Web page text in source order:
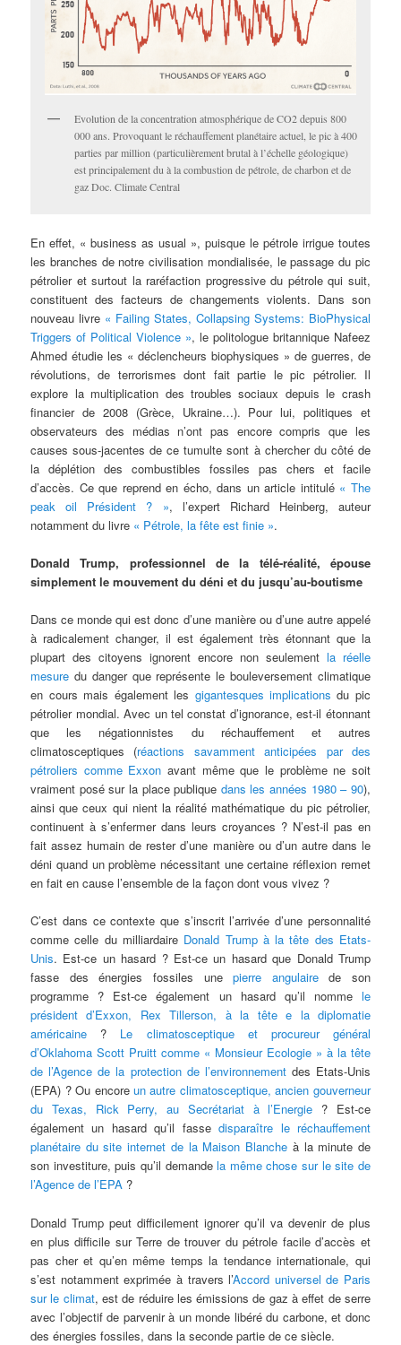
Evolution de la concentration atmosphérique de CO2 depuis 800
000 ans. Provoquant le réchauffement planétaire actuel, le pic à 400
parties par million (particulièrement brutal à l’échelle géologique)
est principalement du à la combustion de pétrole, de charbon et de
gaz Doc. Climate Central
En effet, « business as usual », puisque le pétrole irrigue toutes
les branches de notre civilisation mondialisée, le passage du pic
pétrolier et surtout la raréfaction progressive du pétrole qui suit,
constituent des facteurs de changements violents. Dans son
nouveau livre « Failing States, Collapsing Systems: BioPhysical
Triggers of Political Violence », le politologue britannique Nafeez
Ahmed étudie les « déclencheurs biophysiques » de guerres, de
révolutions, de terrorismes dont fait partie le pic pétrolier. Il
explore la multiplication des troubles sociaux depuis le crash
financier de 2008 (Grèce, Ukraine…). Pour lui, politiques et
observateurs des médias n’ont pas encore compris que les
causes sous-jacentes de ce tumulte sont à chercher du côté de
la déplétion des combustibles fossiles pas chers et facile
d’accès. Ce que reprend en écho, dans un article intitulé « The
peak oil Président ? », l’expert Richard Heinberg, auteur
notamment du livre « Pétrole, la fête est finie ».
Donald Trump, professionnel de la télé-réalité, épouse
simplement le mouvement du déni et du jusqu’au-boutisme
Dans ce monde qui est donc d’une manière ou d’une autre appelé
à radicalement changer, il est également très étonnant que la
plupart des citoyens ignorent encore non seulement la réelle
mesure du danger que représente le bouleversement climatique
en cours mais également les gigantesques implications du pic
pétrolier mondial. Avec un tel constat d’ignorance, est-il étonnant
que les négationnistes du réchauffement et autres
climatosceptiques (réactions savamment anticipées par des
pétroliers comme Exxon avant même que le problème ne soit
vraiment posé sur la place publique dans les années 1980 – 90),
ainsi que ceux qui nient la réalité mathématique du pic pétrolier,
continuent à s’enfermer dans leurs croyances ? N’est-il pas en
fait assez humain de rester d’une manière ou d’un autre dans le
déni quand un problème nécessitant une certaine réflexion remet
en fait en cause l’ensemble de la façon dont vous vivez ?
C’est dans ce contexte que s’inscrit l’arrivée d’une personnalité
comme celle du milliardaire Donald Trump à la tête des Etats-
Unis. Est-ce un hasard ? Est-ce un hasard que Donald Trump
fasse des énergies fossiles unepierre angulairede son
programme ? Est-ce également un hasard qu’il nomme le
président d’Exxon, Rex Tillerson, à la tête e la diplomatie
américaine ? Le climatosceptique et procureur général
d’Oklahoma Scott Pruitt comme « Monsieur Ecologie » à la tête
de l’Agence de la protection de l’environnementdes Etats-Unis
(EPA) ? Ou encore un autre climatosceptique, ancien gouverneur
du Texas, Rick Perry, au Secrétariat à l’Energie ? Est-ce
également un hasard qu’il fassedisparaître le réchauffement
planétaire du site internet de la Maison Blanche à la minute de
son investiture, puis qu’il demandela même chose sur le site de
l’Agence de l’EPA ?
Donald Trump peut difficilement ignorer qu’il va devenir de plus
en plus difficile sur Terre de trouver du pétrole facile d’accès et
pas cher et qu’en même temps la tendance internationale, qui
s’est notamment exprimée à travers l’Accord universel de Paris
sur le climat, est de réduire les émissions de gaz à effet de serre
avec l’objectif de parvenir à un monde libéré du carbone, et donc
des énergies fossiles, dans la seconde partie de ce siècle.